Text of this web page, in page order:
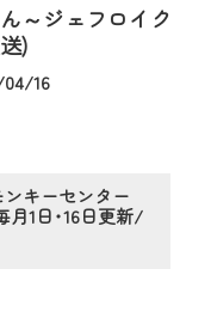
～ジェフロイク
)
04/16
キーセンター
月1日･16日更新/
まいの地域
から、いつ
の地域情報